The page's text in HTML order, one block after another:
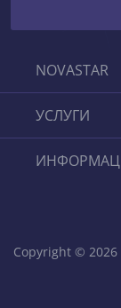
NOVASTAR
УСЛУГИ
Copyright © 2026